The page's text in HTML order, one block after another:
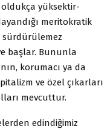
oldukça yüksektir-
meritokratik
sürdürülemez
başlar. Bununla
korumacı ya da
ve özel çıkarları
mevcuttur.
edindiğimiz